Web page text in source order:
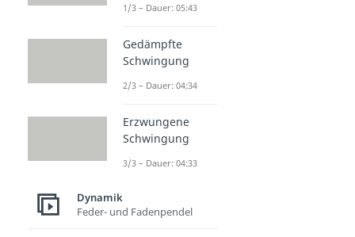
1/3 – Dauer: 05:43
Gedämpfte
Schwingung
2/3 – Dauer: 04:34
Erzwungene
Schwingung
3/3 – Dauer: 04:33
Dynamik
Feder- und Fadenpendel